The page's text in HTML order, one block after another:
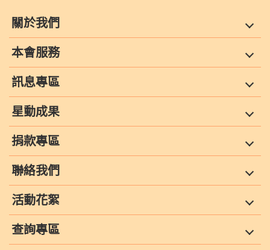
關於我們
本會服務
訊息專區
星動成果
捐款專區
聯絡我們
活動花絮
查詢專區